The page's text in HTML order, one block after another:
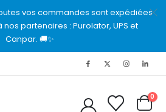
vos commandes sont expédiées
partenaires : Purolator, UPS et
Canpar. 🚚✨
0